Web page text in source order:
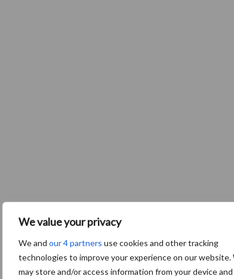
We value your privacy
We and our 4 partners use cookies and other tracking
technologies to improve your experience on our website.
may store and/or access information from your device and